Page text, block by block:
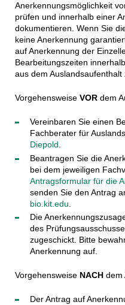
Anerkennungsmöglichkeit
prüfen und innerhalb einer
dokumentieren. Wenn Sie
keine Anerkennung
auf Anerkennung der
Bearbeitungszeiten
aus dem Auslandsaufenthalt
Vorgehensweise VOR dem
Vereinbaren Sie einen
Fachberater für
Diepold.
Beantragen Sie die
bei dem jeweiligen
Antragsformular für die
senden Sie den Antrag
bio.kit.edu
Die
des
zugeschickt. Bitte
Anerkennung auf.
Vorgehensweise NACH dem
Der Antrag auf